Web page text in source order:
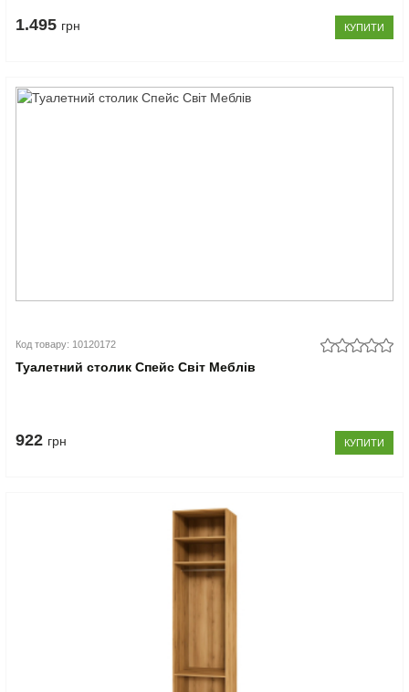
1.495 грн КУПИТИ
Код товару: 10120172
Туалетний столик Спейс Світ Меблів
922 грн КУПИТИ